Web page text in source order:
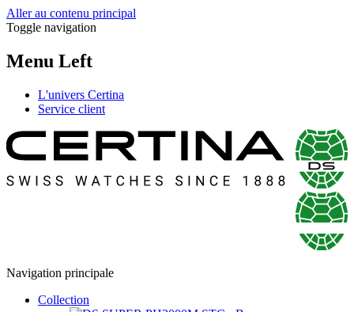
Aller au contenu principal
Toggle navigation
Menu Left
L'univers Certina
Service client
Navigation principale
Collection